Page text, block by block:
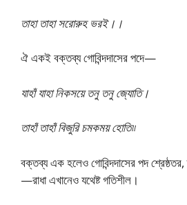
তাহা তাহা সরোরুহ ভরই।।
ঐ একই বক্তব্য গোবিন্দদাসের পদে—
যাহাঁ যাহা নিকসয়ে তনু তনু জ্যোতি।
তাহাঁ তাহাঁ বিজুরি চমকময় হোতি৷৷
বক্তব্য এক হলেও গোবিন্দদাসের পদ
—রাধা এখানেও যথেষ্ট গতিশীল।